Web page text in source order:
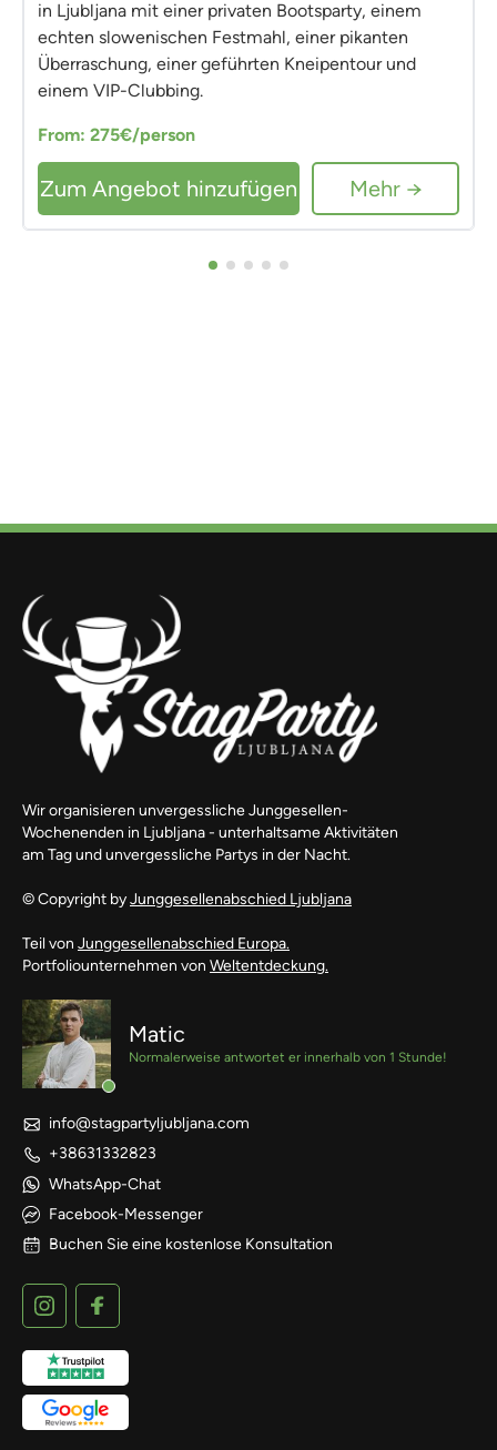
in Ljubljana mit einer privaten Bootsparty, einem
echten slowenischen Festmahl, einer pikanten
Überraschung, einer geführten Kneipentour und
einem VIP-Clubbing.
From: 275€/person
Zum Angebot hinzufügen Mehr →
Wir organisieren unvergessliche Junggesellen-
Wochenenden in Ljubljana - unterhaltsame Aktivitäten
am Tag und unvergessliche Partys in der Nacht.
© Copyright byJunggesellenabschied Ljubljana
Teil von Junggesellenabschied Europa.
Portfoliounternehmen von Weltentdeckung.
Matic
Normalerweise antwortet er innerhalb von 1 Stunde!
info@stagpartyljubljana.com
+38631332823
WhatsApp-Chat
Facebook-Messenger
Buchen Sie eine kostenlose Konsultation